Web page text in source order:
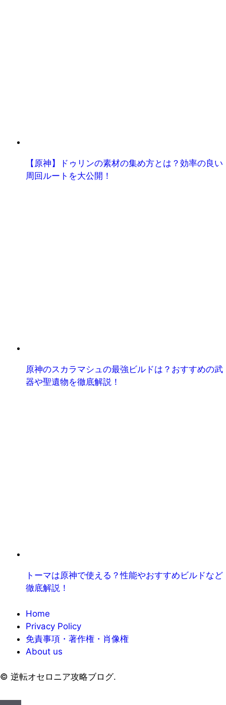
【原神】ドゥリンの素材の集め方とは？効率の良い
周回ルートを大公開！
原神のスカラマシュの最強ビルドは？おすすめの武
器や聖遺物を徹底解説！
トーマは原神で使える？性能やおすすめビルドなど
徹底解説！
Home
Privacy Policy
免責事項・著作権・肖像権
About us
© 逆転オセロニア攻略ブログ.